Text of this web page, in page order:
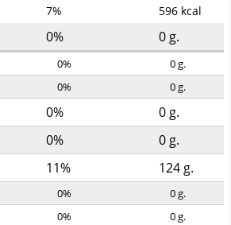
7% 596 kcal
0% 0 g.
0% 0g.
0% 0g.
0% 0 g.
0% 0 g.
11% 124 g.
0% 0g.
0% 0g.